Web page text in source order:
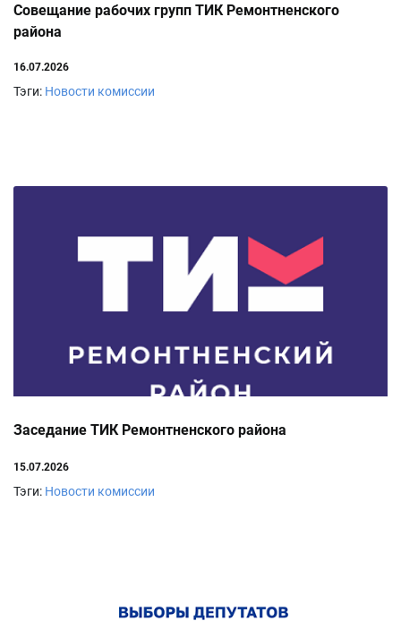
Совещание рабочих групп ТИК Ремонтненского
района
16.07.2026
Тэги: Новости комиссии
Заседание ТИК Ремонтненского района
15.07.2026
Тэги: Новости комиссии